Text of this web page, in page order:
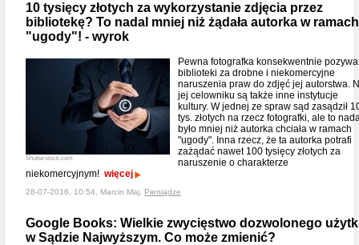
10 tysięcy złotych za wykorzystanie zdjęcia przez
bibliotekę? To nadal mniej niż żądała autorka w ramach
"ugody"! - wyrok
Shutterstock.com
Pewna fotografka konsekwentnie pozywa
biblioteki za drobne i niekomercyjne
naruszenia praw do zdjęć jej autorstwa.
jej celowniku są także inne instytucje
kultury. W jednej ze spraw sąd zasądził
tys. złotych na rzecz fotografki, ale to
było mniej niż autorka chciała w ramach
"ugody". Inna rzecz, że ta autorka potrafi
zażądać nawet 100 tysięcy złotych za
naruszenie o charakterze
niekomercyjnym! więcej
28-07-2016, 10:54, Marcin Maj, Pieniądze
Google Books: Wielkie zwycięstwo dozwolonego
w Sądzie Najwyższym. Co może zmienić?